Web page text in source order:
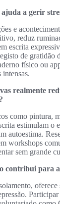
a gerir
e
reduz
escrita
de gratidão
físico ou
intensas.
realmente
como pintura,
estimulam o
autoestima.
workshops
sem grande
contribui para
oferece